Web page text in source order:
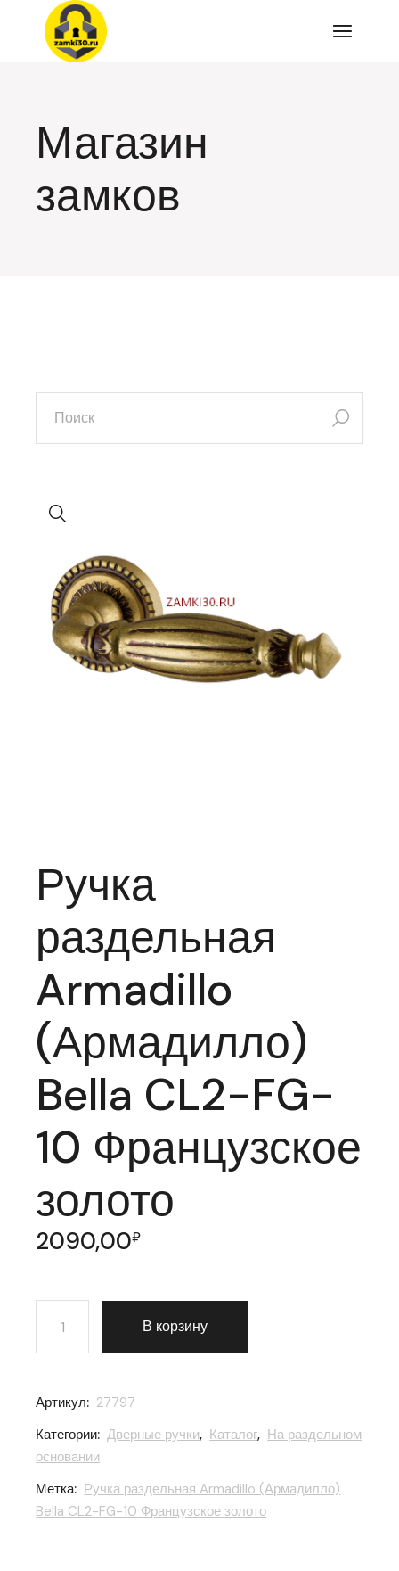
Перейти
содержимому
Магазин
замков
искать:
Ручка
раздельная
Armadillo
(Армадилло)
Bella CL2-FG-
10 Французское
золото
2090,00₽
Количество товара Ручка раздельная Armadillo
В корзину
Артикул: 27797
Категории: Дверные ручки, Каталог, На раздельном
основании
Метка: Ручка раздельная Armadillo (Армадилло)
Bella CL2-FG-10 Французское золото